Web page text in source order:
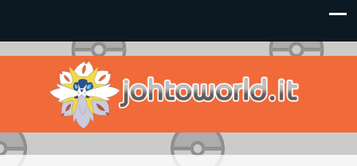
Johto World
Le novità più frizzanti dall'universo Pokémon e Nintendo